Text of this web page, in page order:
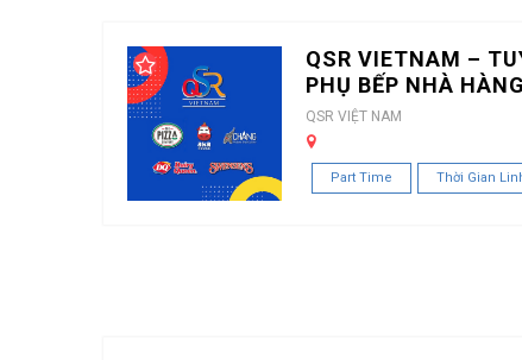
QSR VIETNAM –
PHỤ BẾP NHÀ
QSR VIỆT NAM
Part Time Thời Gian